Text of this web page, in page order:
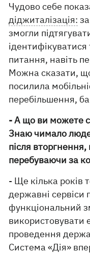
Чудово себе
діджиталізація:
змогли
ідентифікуватися
питання, навіть
Можна сказати,
посилила
перебільшення,
- А що ви можете
Знаю чимало
після
перебуваючи за
- Ще кілька років
державні
функціональний
використовувати
проведення
Система «Дія»